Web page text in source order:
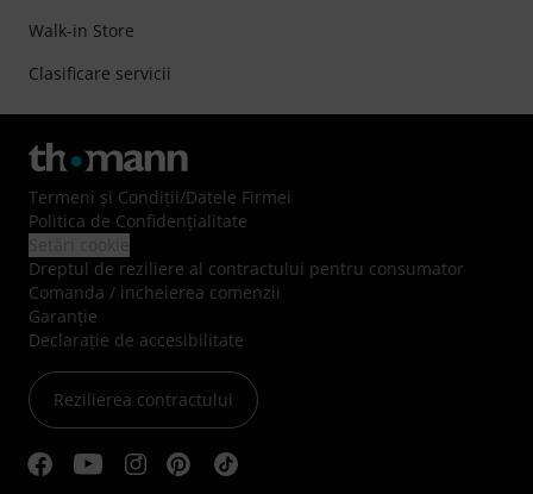
Walk-in Store
Clasificare servicii
Termeni şi Condiţii/Datele Firmei
Politica de Confidenţialitate
Dreptul de reziliere al contractului pentru consumator
Comanda / incheierea comenzii
Garanție
Declarație de accesibilitate
Rezilierea contractului